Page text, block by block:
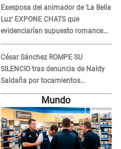
"Me hizo sentir incómoda"
Exesposa del animador de 'La Bella
Luz' EXPONE CHATS que
evidenciarían supuesto romance
clandestino con Naldy Saldaña,
pese a tener pareja
César Sánchez ROMPE SU
SILENCIO tras denuncia de Naldy
Saldaña por tocamientos
indebidos: "Pido respetar la
presunción de inocencia"
Mundo